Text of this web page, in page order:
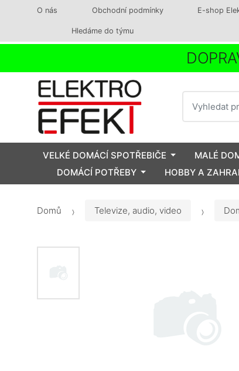
O nás Obchodní podmínky E-shop
Hledáme do týmu
VELKÉ DOMÁCÍ SPOTŘEBIČE MALÉ
DOMÁCÍ POTŘEBY
HOBBY A
Domů Televize, audio, video